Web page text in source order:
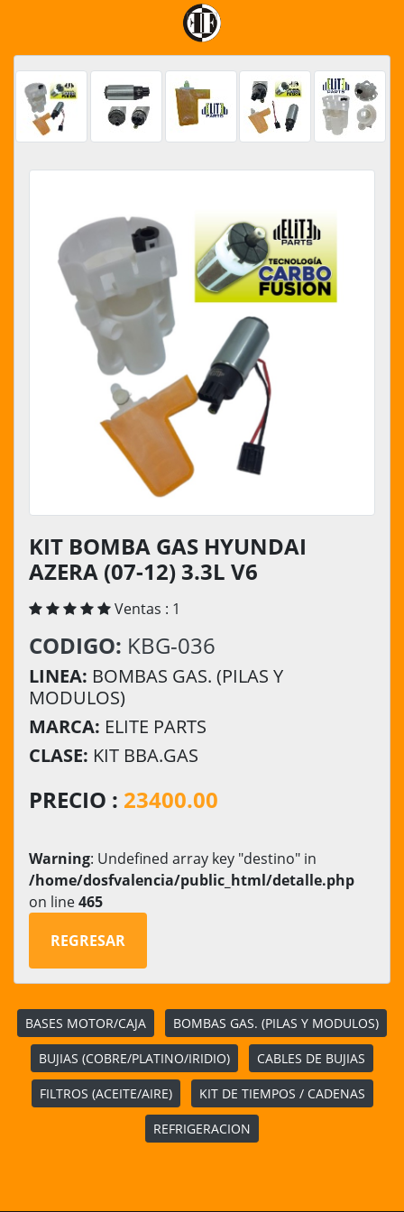
KIT BOMBA GAS HYUNDAI
AZERA (07-12) 3.3L V6
Ventas : 1
CODIGO: KBG-036
LINEA: BOMBAS GAS. (PILAS Y
MODULOS)
MARCA: ELITE PARTS
CLASE: KIT BBA.GAS
PRECIO : 23400.00
Warning: Undefined array key "destino" in
/home/dosfvalencia/public_html/detalle.php
on line465
REGRESAR
BASES MOTOR/CAJA BOMBAS GAS. (PILAS Y MODULOS)
BUJIAS (COBRE/PLATINO/IRIDIO) CABLES DE BUJIAS
FILTROS (ACEITE/AIRE) KIT DE TIEMPOS / CADENAS
REFRIGERACION